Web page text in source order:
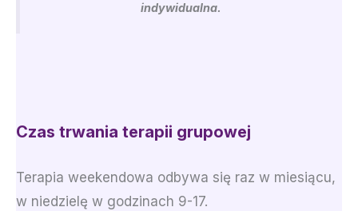
indywidualna.
Czas trwania terapii grupowej
Terapia weekendowa odbywa się raz w miesiącu,
w niedzielę w godzinach 9-17.